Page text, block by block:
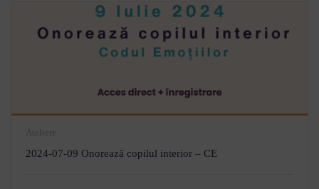
Ateliere
2024-07-09 Onorează copilul interior – CE